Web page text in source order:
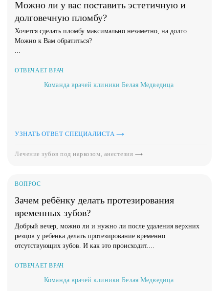
Можно ли у вас поставить эстетичную и
долговечную пломбу?
Хочется сделать пломбу максимально незаметно, на долго.
Можно к Вам обратиться?
...
ОТВЕЧАЕТ ВРАЧ
Команда врачей клиники Белая Медведица
УЗНАТЬ ОТВЕТ СПЕЦИАЛИСТА
Лечение зубов под наркозом, анестезия
ВОПРОС
Зачем ребёнку делать протезирования
временных зубов?
Добрый вечер, можно ли и нужно ли после удаления верхних
резцов у ребенка делать протезирование временно
отсутствующих зубов. И как это происходит....
ОТВЕЧАЕТ ВРАЧ
Команда врачей клиники Белая Медведица